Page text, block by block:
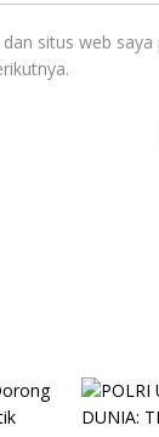
situs web